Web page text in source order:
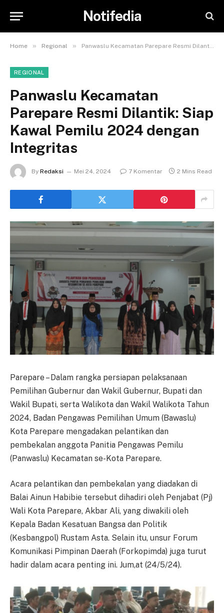
Notifedia
Home » Regional » Panwaslu Kecamatan Parepare Resmi Dilantik: Siap Kawal Pemilu 2024 dengan Integritas
REGIONAL
Panwaslu Kecamatan
Parepare Resmi Dilantik: Siap
Kawal Pemilu 2024 dengan
Integritas
By Redaksi Mei 24, 2024 7 Komentar 2 Mins Read
Parepare – Dalam rangka persiapan pelaksanaan
Pemilihan Gubernur dan Wakil Gubernur, Bupati dan
Wakil Bupati, serta Walikota dan Wakil Walikota Tahun
2024, Badan Pengawas Pemilihan Umum (Bawaslu)
Kota Parepare mengadakan pelantikan dan
pembekalan anggota Panitia Pengawas Pemilu
(Panwaslu) Kecamatan se-Kota Parepare.
Acara pelantikan dan pembekalan yang diadakan di
Balai Ainun Habibie tersebut dihadiri oleh Penjabat (Pj)
Wali Kota Parepare, Akbar Ali, yang diwakili oleh
Kepala Badan Kesatuan Bangsa dan Politik
(Kesbangpol) Rustam Asta. Selain itu, unsur Forum
Komunikasi Pimpinan Daerah (Forkopimda) juga turut
hadir dalam acara penting ini. Jum,at (24/5/24).